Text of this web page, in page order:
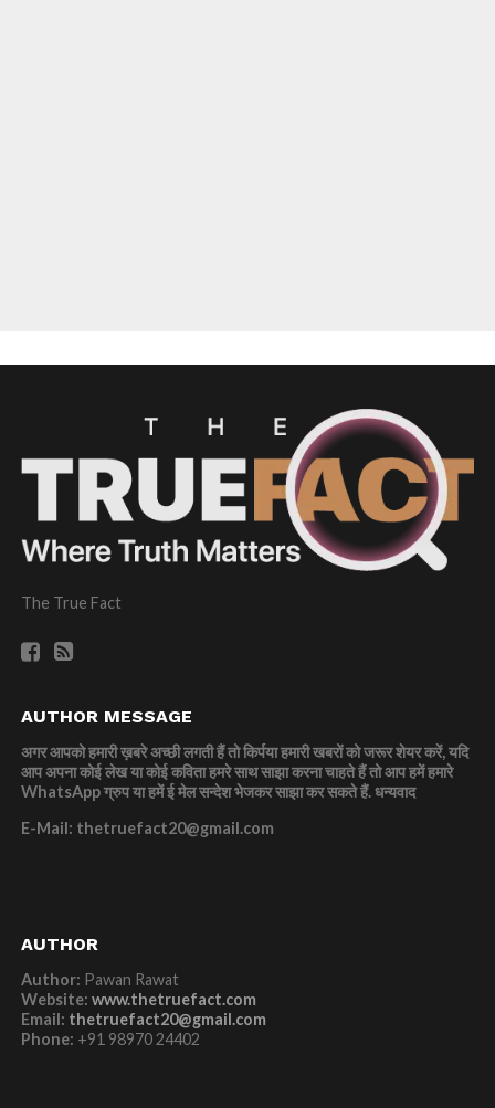
The True Fact
AUTHOR MESSAGE
अगर आपको हमारी ख़बरे अच्छी लगती हैं तो किर्पया हमारी खबरों को जरूर शेयर करें, यदि
आप अपना कोई लेख या कोई कविता हमरे साथ साझा करना चाहते हैं तो आप हमें हमारे
WhatsApp ग्रुप या हमें ई मेल सन्देश भेजकर साझा कर सकते हैं.धन्यवाद
E-Mail: thetruefact20@gmail.com
AUTHOR
Author: Pawan Rawat
Website: www.thetruefact.com
Email: thetruefact20@gmail.com
Phone: +91 98970 24402